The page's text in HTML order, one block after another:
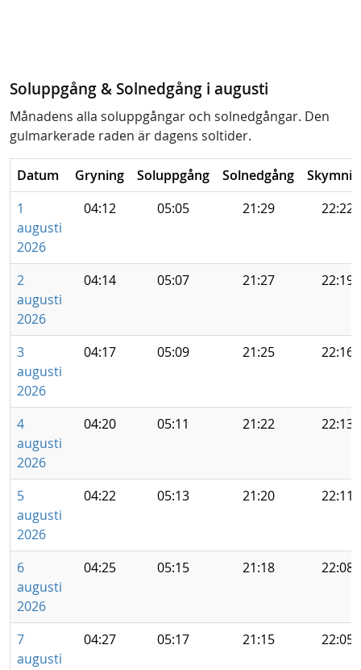
Soluppgång & Solnedgång i augusti
Månadens alla soluppgångar och solnedgångar. Den
gulmarkerade raden är dagens soltider.
Datum Gryning Soluppgång Solnedgång
1
augusti
2026
04:12 05:05 21:29 22:22
2
augusti
2026
04:14 05:07 21:27 22:19
3
augusti
2026
04:17 05:09 21:25 22:16
4
augusti
2026
04:20 05:11 21:22 22:13
5
augusti
2026
04:22 05:13 21:20 22:11
6
augusti
2026
04:25 05:15 21:18 22:08
7
augusti
04:27 05:17 21:15 22:05